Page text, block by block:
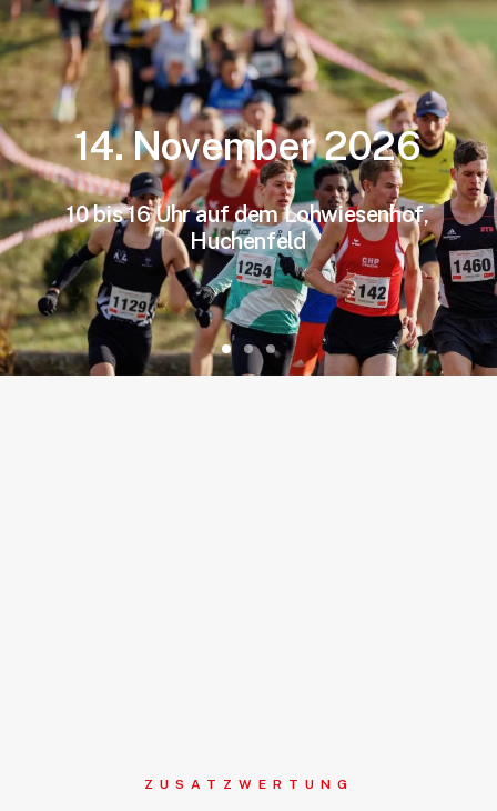
14.November2026
10bis16UhraufdemLohwiesenhof,
Huchenfeld
ZUSATZWERTUNG